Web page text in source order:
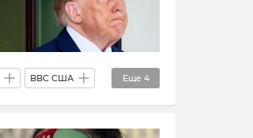
Еще 4
ВВС США